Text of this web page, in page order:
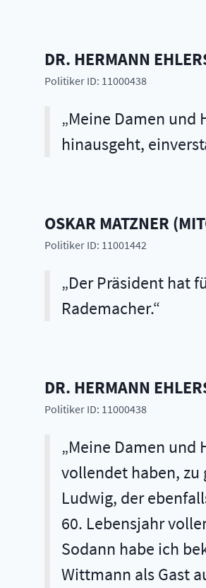
DR. HERMANN
Politiker ID: 11000438
Meine Damen und
hinausgeht,
OSKAR MATZNER (
Politiker ID: 11001442
Der Präsident hat
Rademacher.
DR. HERMANN
Politiker ID: 11000438
Meine Damen und
vollendet haben, zu
Ludwig, der
60. Lebensjahr
Sodann habe ich
Wittmann als Gast